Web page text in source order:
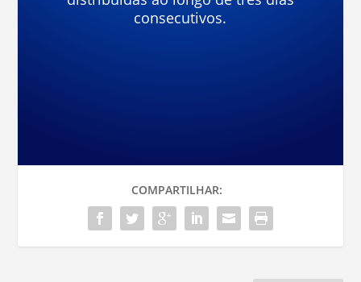
consecutivos.
COMPARTILHAR: